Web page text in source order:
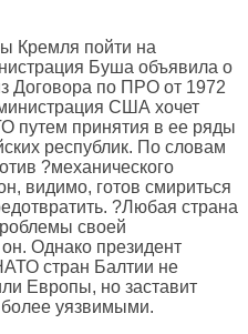
Кремля пойти на
Буша объявила о
Договора по ПРО от 1972
США хочет
путем принятия в ее ряды
республик. По словам
?механического
видимо, готов смириться
?Любая страна
своей
Однако президент
стран Балтии не
Европы, но заставит
более уязвимыми.